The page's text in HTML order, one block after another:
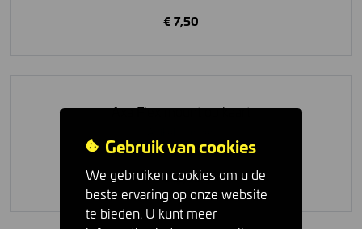
€ 7,50
Axa Flex mount op kaart
€ 11,95
Gebruik van cookies
We gebruiken cookies om u de
beste ervaring op onze website
te bieden. U kunt meer